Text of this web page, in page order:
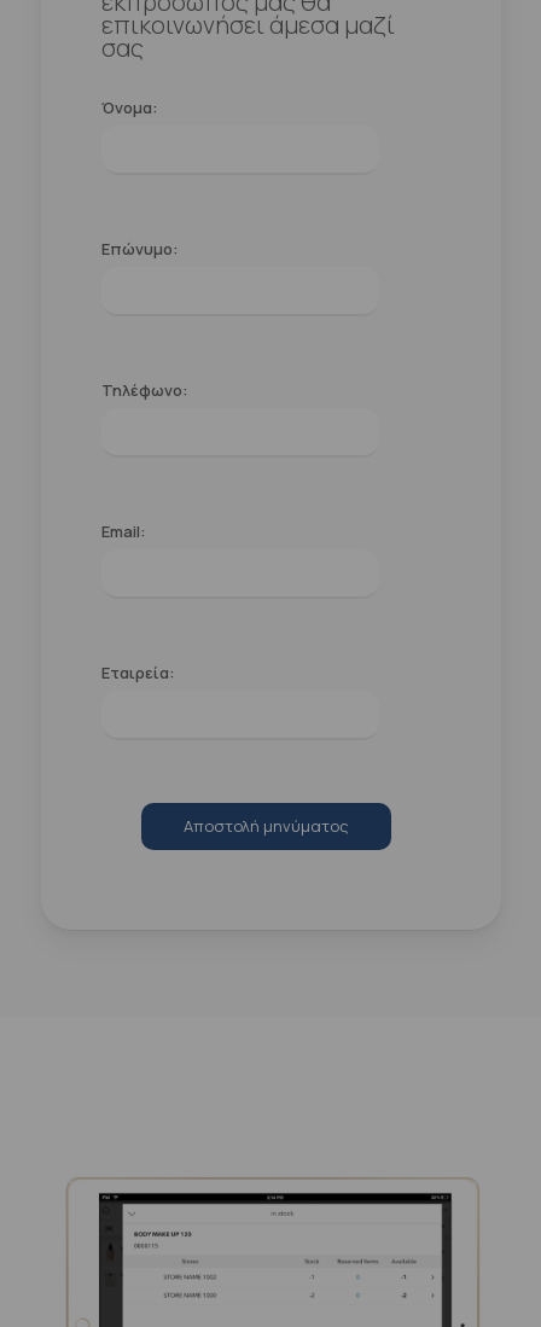
επικοινωνήσει άμεσα μαζί
σας
Όνομα:
Επώνυμο:
Τηλέφωνο:
Email:
Εταιρεία:
Αποστολή μηνύματος